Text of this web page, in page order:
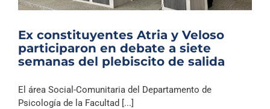
Columnas
Música Clásica
Especiales
Ex constituyentes Atria y Veloso
participaron en debate a siete
semanas del plebiscito de salida
El área Social-Comunitaria del Departamento de
Psicología de la Facultad [...]